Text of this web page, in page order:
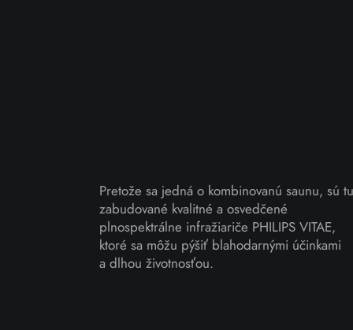
Pretože sa jedná o kombinovanú saunu, sú tu
zabudované kvalitné a osvedčené
plnospektrálne infražiariče PHILIPS VITAE,
ktoré sa môžu pýšiť blahodarnými účinkami
a dlhou životnosťou.